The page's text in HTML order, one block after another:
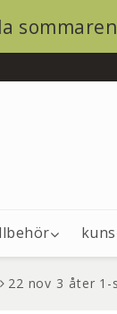
22 nov 3 åter 1-